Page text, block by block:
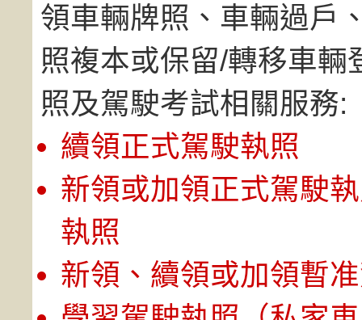
領車輛牌照、車輛過戶
照複本或保留/轉移車
照及駕駛考試相關服務:
續領正式駕駛執照
新領或加領正式駕駛
執照
新領、續領或加領暫